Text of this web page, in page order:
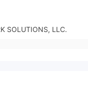
SOLUTIONS, LLC.